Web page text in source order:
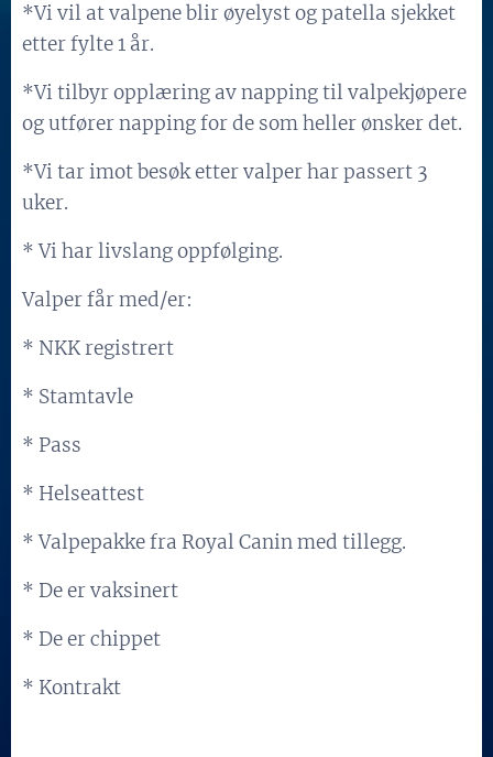
*Vi vil at valpene blir øyelyst og patella sjekket
etter fylte 1 år.
*Vi tilbyr opplæring av napping til valpekjøpere
og utfører napping for de som heller ønsker det.
*Vi tar imot besøk etter valper har passert 3
uker.
* Vi har livslang oppfølging.
Valper får med/er:
* NKK registrert
* Stamtavle
* Pass
* Helseattest
* Valpepakke fra Royal Canin med tillegg.
* De er vaksinert
* De er chippet
* Kontrakt